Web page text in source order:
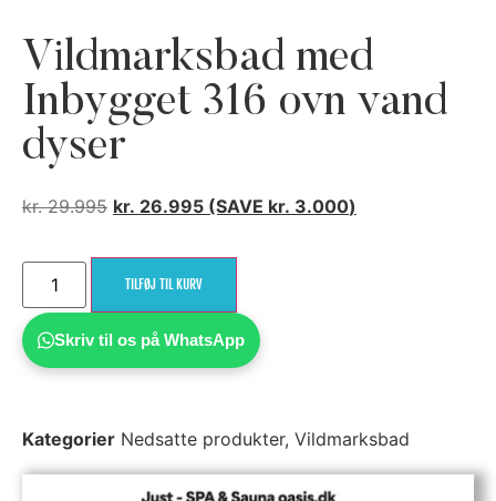
Vildmarksbad med
Inbygget 316 ovn vand
dyser
kr.29.995 kr. 26.995 (SAVE kr. 3.000)
TILFØJ TIL KURV
Skriv til os på WhatsApp
Kategorier Nedsatte produkter, Vildmarksbad